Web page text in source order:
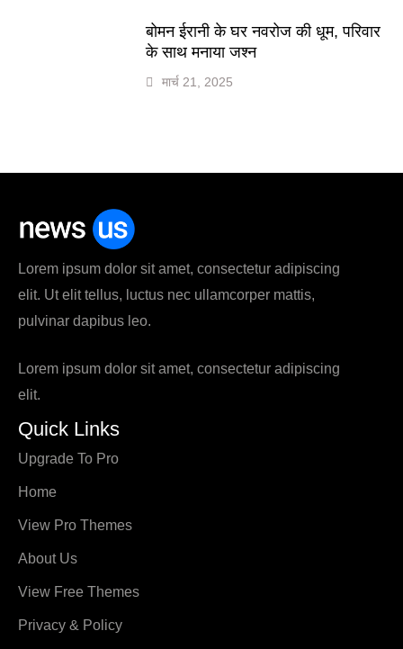
बोमन ईरानी के घर नवरोज की धूम, परिवार
के साथ मनाया जश्न
मार्च 21, 2025
Lorem ipsum dolor sit amet, consectetur adipiscing
elit. Ut elit tellus, luctus nec ullamcorper mattis,
pulvinar dapibus leo.
Lorem ipsum dolor sit amet, consectetur adipiscing
elit.
Quick Links
Upgrade To Pro
Home
View Pro Themes
About Us
View Free Themes
Privacy & Policy